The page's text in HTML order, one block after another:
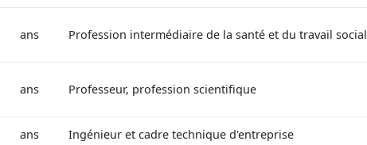
ans Profession intermédiaire de la santé et du travail social
ans Professeur, profession scientifique
ans Ingénieur et cadre technique d'entreprise